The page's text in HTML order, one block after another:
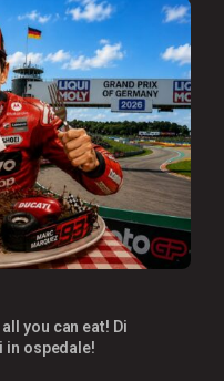
you can eat! Di
in ospedale!